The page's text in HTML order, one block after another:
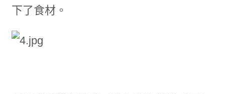
下了食材。